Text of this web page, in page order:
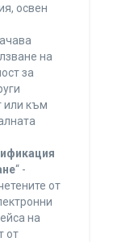
освен
на
за
или към
“ -
от
на
от